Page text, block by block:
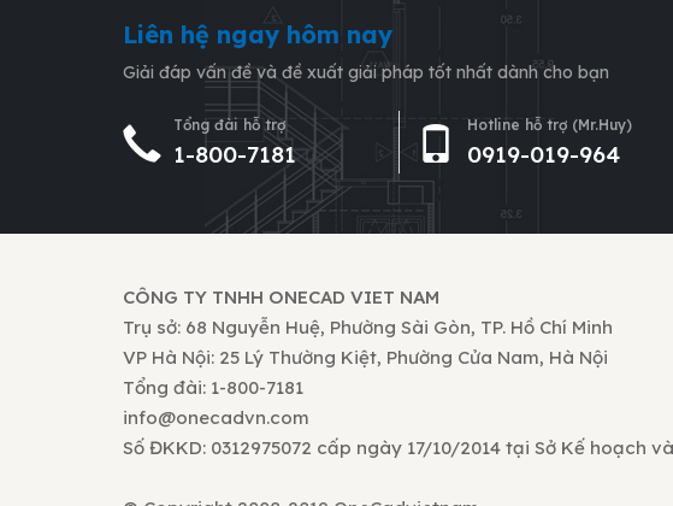
Liên hệ ngay hôm nay
Giải đáp vấn đề và đề xuất giải pháp tốt nhất dành cho bạn
Tổng đài hỗ trợ
1-800-7181
Hotline hỗ trợ (Mr.Huy)
0919-019-964
CÔNG TY TNHH ONECAD VIET NAM
Trụ sở: 68 Nguyễn Huệ, Phường Sài Gòn, TP. Hồ Chí Minh
VP Hà Nội: 25 Lý Thường Kiệt, Phường Cửa Nam, Hà Nội
Tổng đài: 1-800-7181
info@onecadvn.com
Số ĐKKD: 0312975072 cấp ngày 17/10/2014 tại Sở Kế hoạch